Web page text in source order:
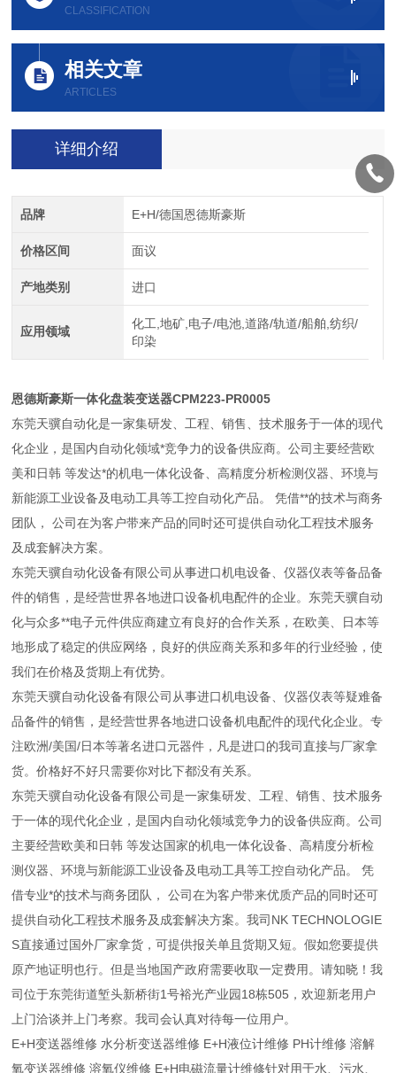
CLASSIFICATION
相关文章
ARTICLES
详细介绍
品牌 E+H/德国恩德斯豪斯
价格区间 面议
产地类别 进口
应用领域
化工,地矿,电子/电池,道路/轨道/船舶,纺织/
印染
恩德斯豪斯一体化盘装变送器CPM223-PR0005
东莞天骥自动化是一家集研发、工程、销售、技术服务于一体的现代
化企业，是国内自动化领域*竞争力的设备供应商。公司主要经营欧
美和日韩 等发达*的机电一体化设备、高精度分析检测仪器、环境与
新能源工业设备及电动工具等工控自动化产品。 凭借**的技术与商务
团队， 公司在为客户带来产品的同时还可提供自动化工程技术服务
及成套解决方案。
东莞天骥自动化设备有限公司从事进口机电设备、仪器仪表等备品备
件的销售，是经营世界各地进口设备机电配件的企业。东莞天骥自动
化与众多**电子元件供应商建立有良好的合作关系，在欧美、日本等
地形成了稳定的供应网络，良好的供应商关系和多年的行业经验，使
我们在价格及货期上有优势。
东莞天骥自动化设备有限公司从事进口机电设备、仪器仪表等疑难备
品备件的销售，是经营世界各地进口设备机电配件的现代化企业。专
注欧洲/美国/日本等著名进口元器件，凡是进口的我司直接与厂家拿
货。价格好不好只需要你对比下都没有关系。
东莞天骥自动化设备有限公司是一家集研发、工程、销售、技术服务
于一体的现代化企业，是国内自动化领域竞争力的设备供应商。公司
主要经营欧美和日韩 等发达国家的机电一体化设备、高精度分析检
测仪器、环境与新能源工业设备及电动工具等工控自动化产品。 凭
借专业*的技术与商务团队， 公司在为客户带来优质产品的同时还可
提供自动化工程技术服务及成套解决方案。我司NK TECHNOLOGIE
S直接通过国外厂家拿货，可提供报关单且货期又短。假如您要提供
原产地证明也行。但是当地国产政府需要收取一定费用。请知晓！我
司位于东莞街道堑头新桥街1号裕光产业园18栋505，欢迎新老用户
上门洽谈并上门考察。我司会认真对待每一位用户。
E+H变送器维修 水分析变送器维修 E+H液位计维修 PH计维修 溶解
氧变送器维修 溶氧仪维修 E+H电磁流量计维修针对用于水、污水、